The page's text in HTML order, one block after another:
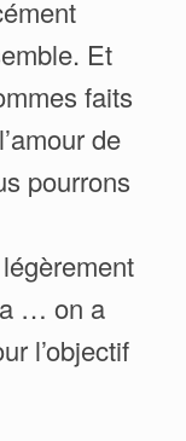
Et
faits
de
pourrons
… on a
l’objectif